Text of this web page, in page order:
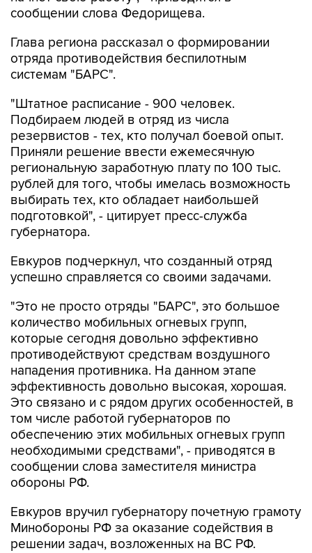
сообщении слова Федорищева.
Глава региона рассказал о формировании
отряда противодействия беспилотным
системам "БАРС".
"Штатное расписание - 900 человек.
Подбираем людей в отряд из числа
резервистов - тех, кто получал боевой опыт.
Приняли решение ввести ежемесячную
региональную заработную плату по 100 тыс.
рублей для того, чтобы имелась возможность
выбирать тех, кто обладает наибольшей
подготовкой", - цитирует пресс-служба
губернатора.
Евкуров подчеркнул, что созданный отряд
успешно справляется со своими задачами.
"Это не просто отряды "БАРС", это большое
количество мобильных огневых групп,
которые сегодня довольно эффективно
противодействуют средствам воздушного
нападения противника. На данном этапе
эффективность довольно высокая, хорошая.
Это связано и с рядом других особенностей, в
том числе работой губернаторов по
обеспечению этих мобильных огневых групп
необходимыми средствами", - приводятся в
сообщении слова заместителя министра
обороны РФ.
Евкуров вручил губернатору почетную грамоту
Минобороны РФ за оказание содействия в
решении задач, возложенных на ВС РФ.